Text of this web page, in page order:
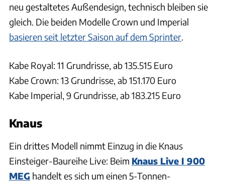
neu gestaltetes Außendesign, technisch bleiben sie
gleich. Die beiden Modelle Crown und Imperial
basieren seit letzter Saison auf dem Sprinter.
Kabe Royal: 11 Grundrisse, ab 135.515 Euro
Kabe Crown: 13 Grundrisse, ab 151.170 Euro
Kabe Imperial, 9 Grundrisse, ab 183.215 Euro
Knaus
Ein drittes Modell nimmt Einzug in die Knaus
Einsteiger-Baureihe Live: Beim Knaus Live I 900
MEG handelt es sich um einen 5-Tonnen-